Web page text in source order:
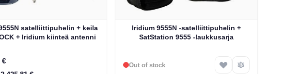
pagesatelliittipuhelin + keila
+ Iridium kiinteä antenni
depends on the options chosen on the product page
€
Iridium 9555N -satelliittipuhelin +
SatStation 9555 -laukkusarja
The price depends on the options chosen on
Out of stock